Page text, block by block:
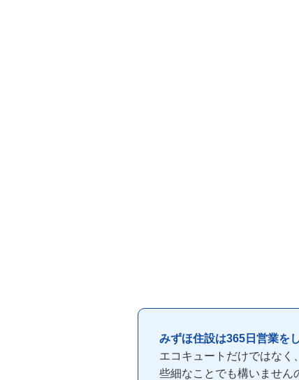
みずほ住設は365日営業を
エコキュートだけではなく
些細なことでも構いません